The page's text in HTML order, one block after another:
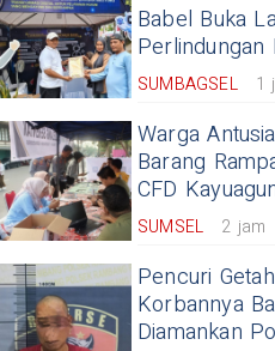
Babel Buka
SUMBAGSEL 1
Warga
Barang
CFD
SUMSEL 2 jam
Pencuri
Korbannya
Diamankan